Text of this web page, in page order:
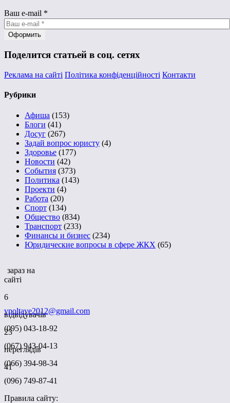
Ваш e-mail *
Поделится статьей в соц. сетях
Реклама на сайті Політика конфіденційності Контакти
Рубрики
Афиша (153)
Блоги (41)
Досуг (267)
Задай вопрос юристу (4)
Здоровье (177)
Новости (42)
События (373)
Политика (143)
Проекти (4)
Работа (20)
Спорт (134)
Общество (834)
Транспорт (233)
Финансы и бизнес (234)
Юридические вопросы в сфере ЖКХ (65)
зараз на
сайті
6
відвідувачів
23
переглядів
41
vpoltave2012@gmail.com
(095) 043-18-92
(067) 943-04-13
(066) 394-98-34
(096) 749-87-41
Правила сайту: